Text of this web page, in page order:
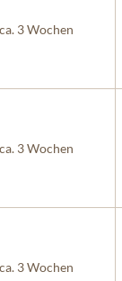
3 Wochen
3 Wochen
3 Wochen